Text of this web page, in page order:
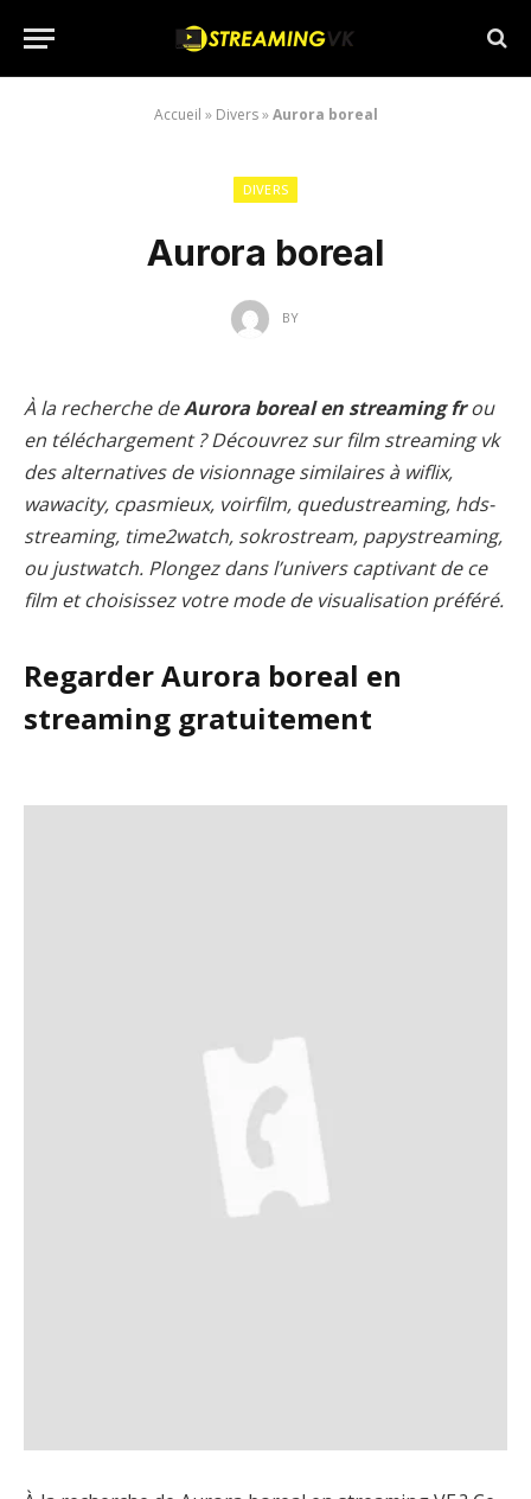
Accueil » Divers»Aurora boreal
DIVERS
Aurora boreal
BY
À la recherche deAurora boreal en streaming frou
en téléchargement ? Découvrez sur film streaming vk
des alternatives de visionnage similaires à wiflix,
wawacity, cpasmieux, voirfilm, quedustreaming, hds-
streaming, time2watch, sokrostream, papystreaming,
ou justwatch. Plongez dans l’univers captivant de ce
film et choisissez votre mode de visualisation préféré.
Regarder Aurora boreal en
streaming gratuitement